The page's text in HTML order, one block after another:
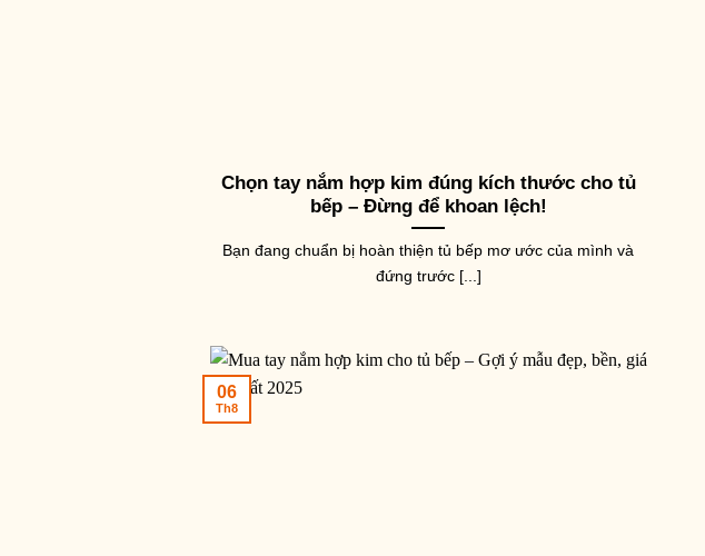
Chọn tay nắm hợp kim đúng kích thước cho tủ
bếp – Đừng để khoan lệch!
Bạn đang chuẩn bị hoàn thiện tủ bếp mơ ước của mình và
đứng trước [...]
06
Th8